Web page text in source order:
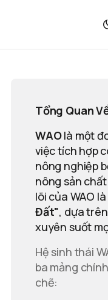
Tổng Quan
WAOlà một
việc tích hợp
nông nghiệp
nông sản
lõi của WAO là
Đất", dựa
xuyên suốt
Hệ sinh thái
ba mảng
chẽ: